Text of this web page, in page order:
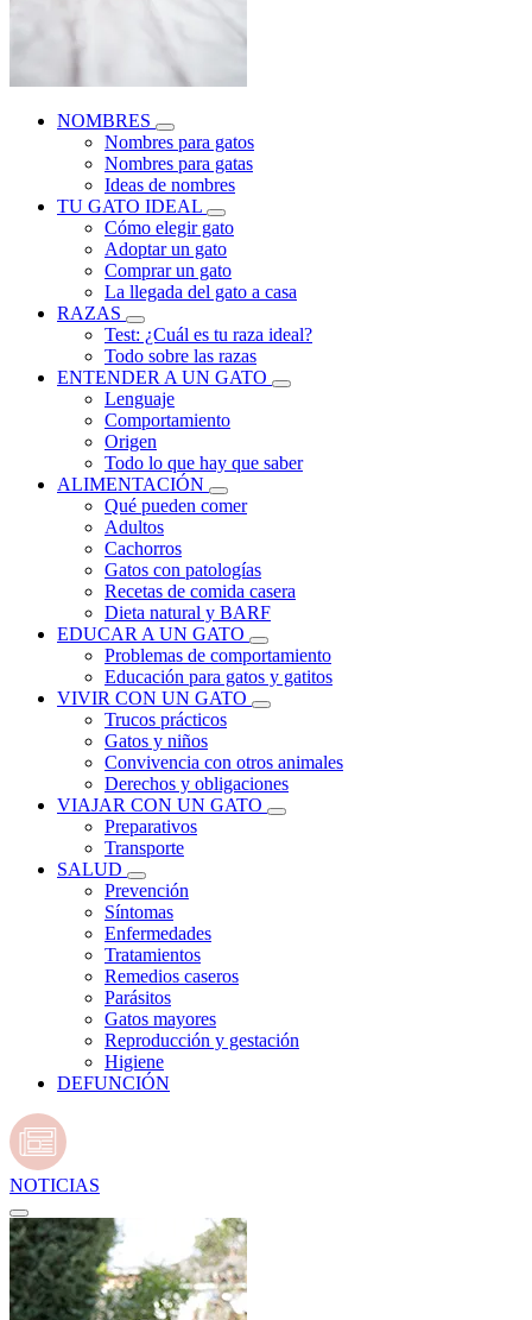
NOMBRES
Nombres para gatos
Nombres para gatas
Ideas de nombres
TU GATO IDEAL
Cómo elegir gato
Adoptar un gato
Comprar un gato
La llegada del gato a casa
RAZAS
Test: ¿Cuál es tu raza ideal?
Todo sobre las razas
ENTENDER A UN GATO
Lenguaje
Comportamiento
Origen
Todo lo que hay que saber
ALIMENTACIÓN
Qué pueden comer
Adultos
Cachorros
Gatos con patologías
Recetas de comida casera
Dieta natural y BARF
EDUCAR A UN GATO
Problemas de comportamiento
Educación para gatos y gatitos
VIVIR CON UN GATO
Trucos prácticos
Gatos y niños
Convivencia con otros animales
Derechos y obligaciones
VIAJAR CON UN GATO
Preparativos
Transporte
SALUD
Prevención
Síntomas
Enfermedades
Tratamientos
Remedios caseros
Parásitos
Gatos mayores
Reproducción y gestación
Higiene
DEFUNCIÓN
NOTICIAS